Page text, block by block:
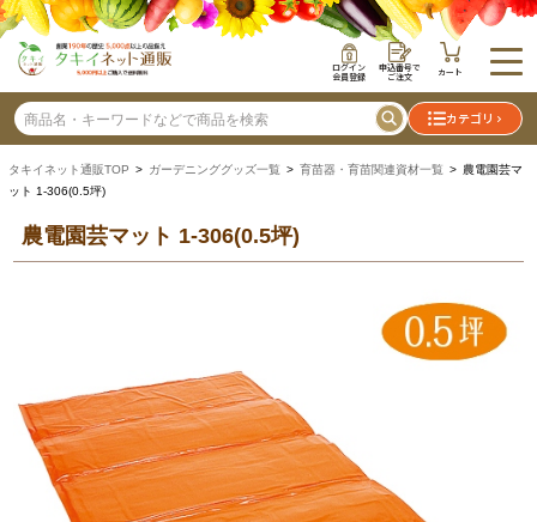
ログイン
会員登録
申込番号で
ご注文 カート
カテゴリ
タキイネット通販TOP > ガーデニンググッズ一覧 > 育苗器・育苗関連資材一覧 > 農電園芸マ
ット 1-306(0.5坪)
農電園芸マット 1-306(0.5坪)